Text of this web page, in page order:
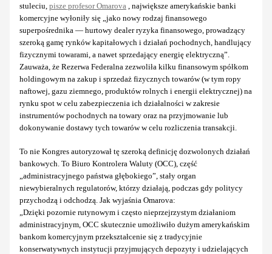
stuleciu, pisze profesor Omarova , największe amerykańskie banki
komercyjne wyłoniły się „jako nowy rodzaj finansowego
superpośrednika — hurtowy dealer ryzyka finansowego, prowadzący
szeroką gamę rynków kapitałowych i działań pochodnych, handlujący
fizycznymi towarami, a nawet sprzedający energię elektryczną”.
Zauważa, że Rezerwa Federalna zezwoliła kilku finansowym spółkom
holdingowym na zakup i sprzedaż fizycznych towarów (w tym ropy
naftowej, gazu ziemnego, produktów rolnych i energii elektrycznej) na
rynku spot w celu zabezpieczenia ich działalności w zakresie
instrumentów pochodnych na towary oraz na przyjmowanie lub
dokonywanie dostawy tych towarów w celu rozliczenia transakcji.
To nie Kongres autoryzował tę szeroką definicję dozwolonych działań
bankowych. To Biuro Kontrolera Waluty (OCC), część
„administracyjnego państwa głębokiego”, stały organ
niewybieralnych regulatorów, którzy działają, podczas gdy politycy
przychodzą i odchodzą. Jak wyjaśnia Omarova:
„Dzięki pozornie rutynowym i często nieprzejrzystym działaniom
administracyjnym, OCC skutecznie umożliwiło dużym amerykańskim
bankom komercyjnym przekształcenie się z tradycyjnie
konserwatywnych instytucji przyjmujących depozyty i udzielających